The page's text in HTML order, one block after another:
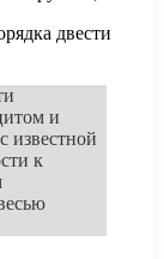
двести
и
известной
к